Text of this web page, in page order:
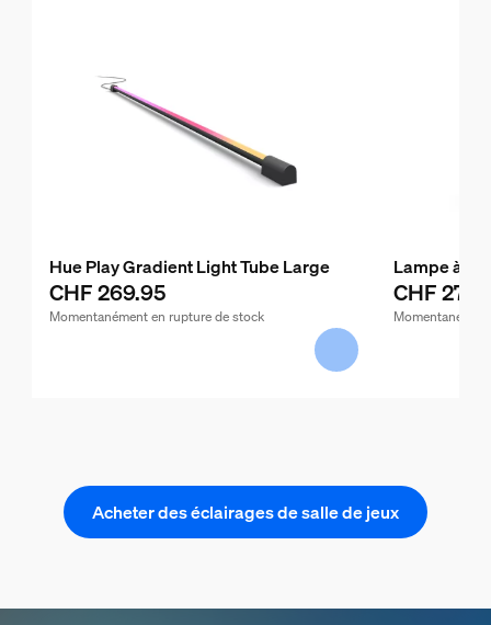
Hue Play Gradient Light Tube Large
CHF 269.95
Momentanément en rupture de stock
Lampe à
CHF
Acheter des éclairages de salle de jeux